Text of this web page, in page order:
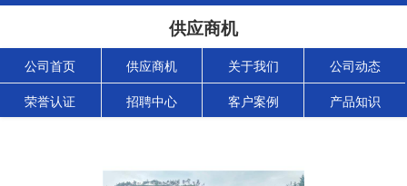
供应商机
公司首页 供应商机 关于我们 公司动态
荣誉认证 招聘中心 客户案例 产品知识